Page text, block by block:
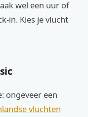
wel een uur of
in. Kies je vlucht
ongeveer een
vluchten